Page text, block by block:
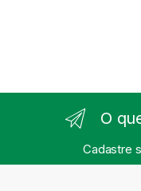
O
Cadastre